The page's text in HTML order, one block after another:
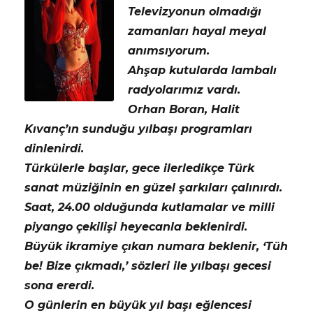
Televizyonun olmadığı
zamanları hayal meyal
anımsıyorum.
Ahşap kutularda lambalı
radyolarımız vardı.
Orhan Boran, Halit
Kıvanç’ın sunduğu yılbaşı programları
dinlenirdi.
Türkülerle başlar, gece ilerledikçe Türk
sanat müziğinin en güzel şarkıları çalınırdı.
Saat, 24.00 olduğunda kutlamalar ve milli
piyango çekilişi heyecanla beklenirdi.
Büyük ikramiye çıkan numara beklenir, ‘Tüh
be! Bize çıkmadı,’ sözleri ile yılbaşı gecesi
sona ererdi.
O günlerin en büyük yıl başı eğlencesi